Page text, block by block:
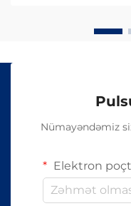
Nümayəndəmiz
Elektron poçt